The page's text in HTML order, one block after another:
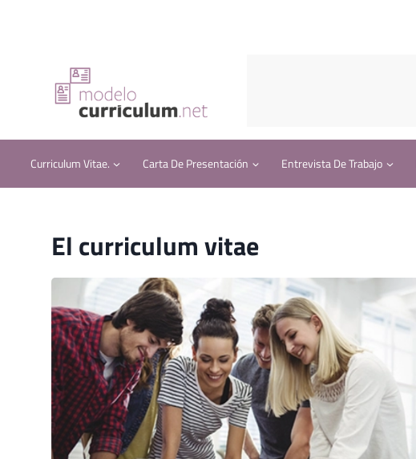
Curriculum Vitae. Carta De Presentación Entrevista De Trabajo
El curriculum vitae